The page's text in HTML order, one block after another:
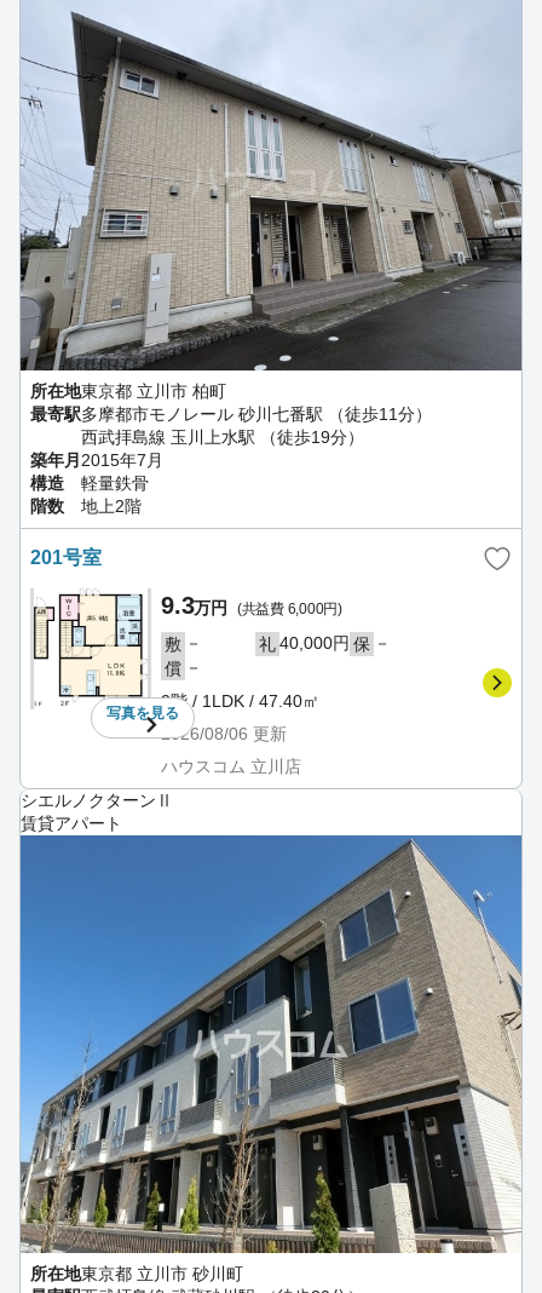
所在地東京都 立川市 柏町
最寄駅多摩都市モノレール 砂川七番駅 （徒歩11分）
西武拝島線 玉川上水駅 （徒歩19分）
築年月 2015年7月
構造
軽量鉄骨
階数
地上2階
201号室
写真を見る
9.3万円 (共益費 6,000円)
敷 － 礼40,000円 保 －
償 －
2階 / 1LDK / 47.40㎡
2026/08/06 更新
ハウスコム 立川店
シエルノクターンⅡ
賃貸アパート
所在地東京都 立川市 砂川町